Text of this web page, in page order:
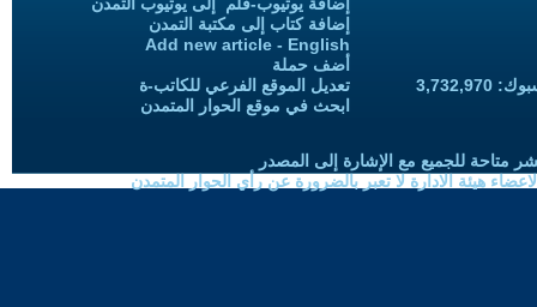
إضافة كتاب إلى مكتبة التمدن
Add new article - English
أضف حملة
تعديل الموقع الفرعي للكاتب-ة
ابحث في موقع الحوار المتمدن
متاحة للجميع مع الإشارة إلى المصدر
هيئة الادارة لا تعبر بالضرورة عن رأي الحوار المتمدن